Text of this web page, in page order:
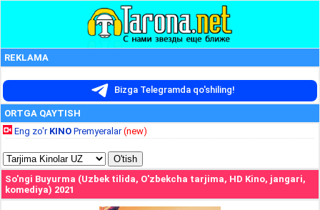
REKLAMA
Bizga Telegramda qo'shiling!
ORTGA QAYTISH
Eng zo'r KINO Premyeralar(new)
So'ngi Buyurma (Uzbek tilida, O'zbekcha tarjima, HD Kino, jangari,
komediya) 2021